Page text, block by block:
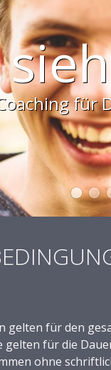
die
für den
für die
ohne